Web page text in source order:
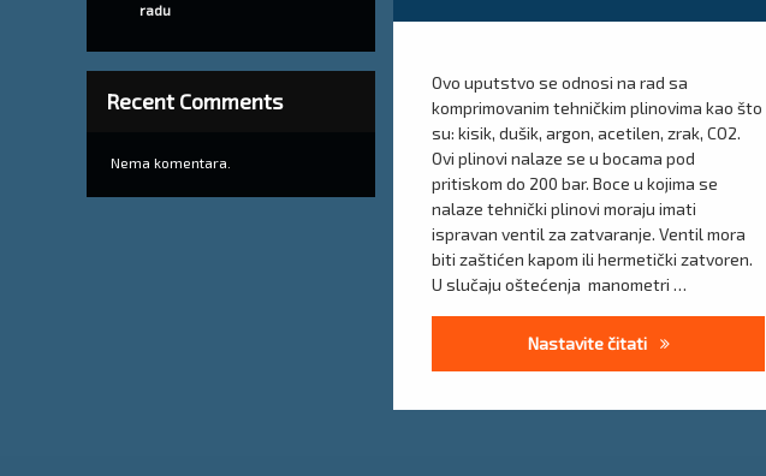
Ovo uputstvo se odnosi na rad sa
komprimovanim tehničkim plinovima kao što
su: kisik, dušik, argon, acetilen, zrak, CO2.
Ovi plinovi nalaze se u bocama pod
pritiskom do 200 bar. Boce u kojima se
nalaze tehnički plinovi moraju imati
ispravan ventil za zatvaranje. Ventil mora
biti zaštićen kapom ili hermetički zatvoren.
U slučaju oštećenja manometri …
Nastavite čitati Uputa za
radu
Recent Comments
Nema komentara.